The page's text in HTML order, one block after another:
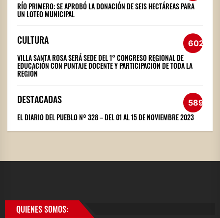
RÍO PRIMERO: SE APROBÓ LA DONACIÓN DE SEIS HECTÁREAS PARA
UN LOTEO MUNICIPAL
CULTURA 602
VILLA SANTA ROSA SERÁ SEDE DEL 1° CONGRESO REGIONAL DE
EDUCACIÓN CON PUNTAJE DOCENTE Y PARTICIPACIÓN DE TODA LA
REGIÓN
DESTACADAS 589
EL DIARIO DEL PUEBLO Nº 328 – DEL 01 AL 15 DE NOVIEMBRE 2023
QUIENES SOMOS: